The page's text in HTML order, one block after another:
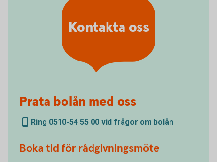
Kontakta oss
Prata bolån med oss
Ring 0510-54 55 00 vid frågor om bolån
Boka tid för rådgivningsmöte